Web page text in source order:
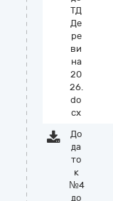
ТД
Де
ре
ви
на
20
26.
do
cx
До
да
то
к
№4
до